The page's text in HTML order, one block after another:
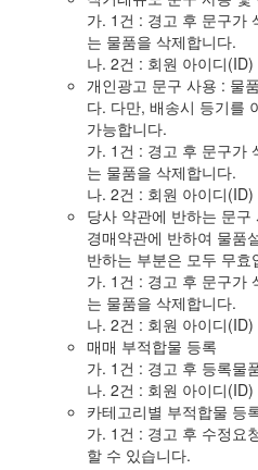
가. 1건 : 경고 후 문구가
는 물품을 삭제합니다.
나. 2건 : 회원 아이디
개인광고 문구 사용 : 물
다. 다만, 배송시 등기를
가능합니다.
가. 1건 : 경고 후 문구가
는 물품을 삭제합니다.
나. 2건 : 회원 아이디
당사 약관에 반하는 문
경매약관에 반하여 물품
반하는 부분은 모두 무효
가. 1건 : 경고 후 문구가
는 물품을 삭제합니다.
나. 2건 : 회원 아이디
매매 부적합물 등록
가. 1건 : 경고 후 등록물
나. 2건 : 회원 아이디
카테고리별 부적합물 등
가. 1건 : 경고 후 수정요
할 수 있습니다.